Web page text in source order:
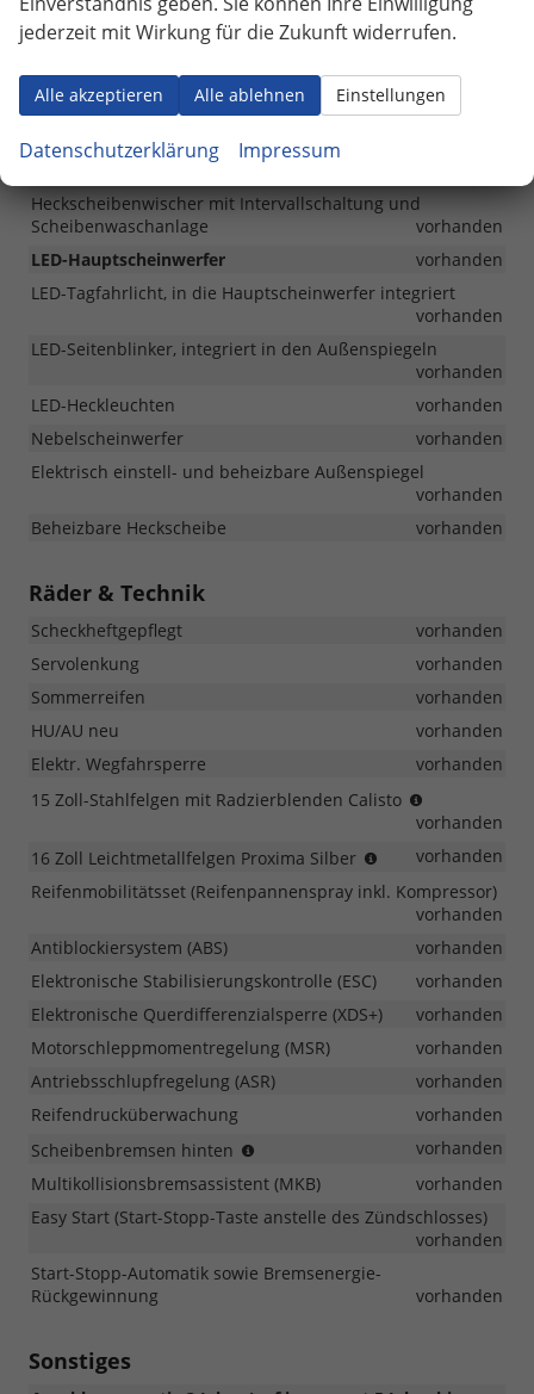
Außen
Stoßfänger lackiert in Wagenfarbe
vorhanden
Außenspiegelkappen und Türgriffe lackiert in Wagenfarbe
Kühlergrillrahmen in Chrom
Heckscheibenwischer mit Intervallschaltung und
Scheibenwaschanlage
vorhanden
LED-Hauptscheinwerfer
vorhanden
LED-Tagfahrlicht, in die Hauptscheinwerfer integriert
vorhanden
LED-Seitenblinker, integriert in den Außenspiegeln
vorhanden
LED-Heckleuchten
vorhanden
Nebelscheinwerfer
vorhanden
Elektrisch einstell- und beheizbare Außenspiegel
vorhanden
Beheizbare Heckscheibe
vorhanden
Räder & Technik
Scheckheftgepflegt
vorhanden
Servolenkung
vorhanden
Sommerreifen
vorhanden
HU/AU neu
vorhanden
Elektr. Wegfahrsperre
vorhanden
15 Zoll-Stahlfelgen mit Radzierblenden Calisto
185/65
vorhanden
16 Zoll Leichtmetallfelgen Proxima Silber
(Bereifung
R16)
1.5
vorhanden
Reifenmobilitätsset (Reifenpannenspray inkl. Kompressor)
vorhanden
Antiblockiersystem (ABS)
vorhanden
Elektronische Stabilisierungskontrolle (ESC)
vorhanden
Elektronische Querdifferenzialsperre (XDS+)
vorhanden
Motorschleppmomentregelung (MSR)
vorhanden
Antriebsschlupfregelung (ASR)
vorhanden
Reifendrucküberwachung
vorhanden
Scheibenbremsen hinten
Verbindung
mit
85
vorhanden
Multikollisionsbremsassistent (MKB)
vorhanden
Easy Start (Start-Stopp-Taste anstelle des Zündschlosses)
vorhanden
Start-Stopp-Automatik sowie Bremsenergie-
Rückgewinnung
vorhanden
Sonstiges
jederzeit mit Wirkung für die Zukunft widerrufen.
Alle akzeptieren Alle ablehnen Einstellungen
Datenschutzerklärung Impressum